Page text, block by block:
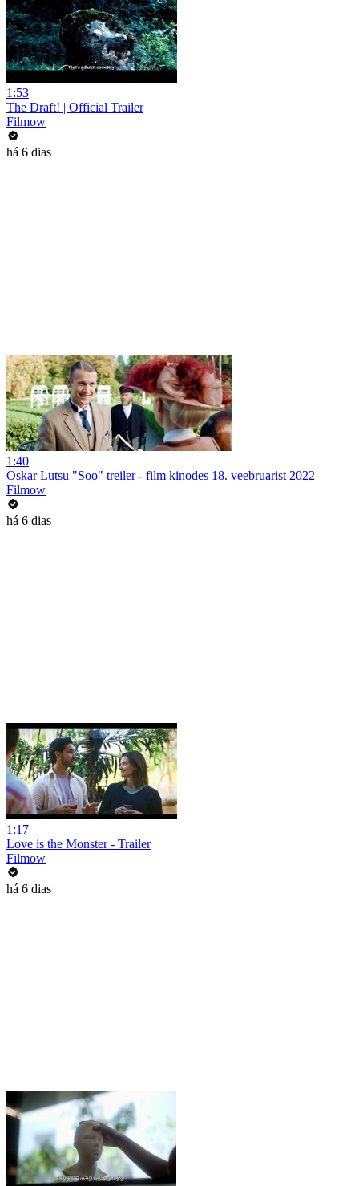
1:53
The Draft! | Official Trailer
Filmow
há 6 dias
1:40
Oskar Lutsu "Soo" treiler - film kinodes 18. veebruarist 2022
Filmow
há 6 dias
1:17
Love is the Monster - Trailer
Filmow
há 6 dias